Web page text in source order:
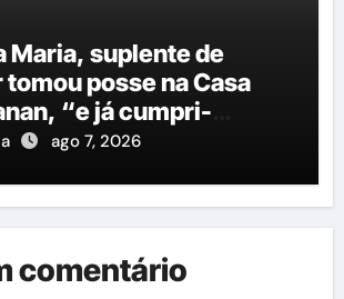
Maria, suplente de
cumpri-
lado do prefeito George
ago 7, 2026
comentário